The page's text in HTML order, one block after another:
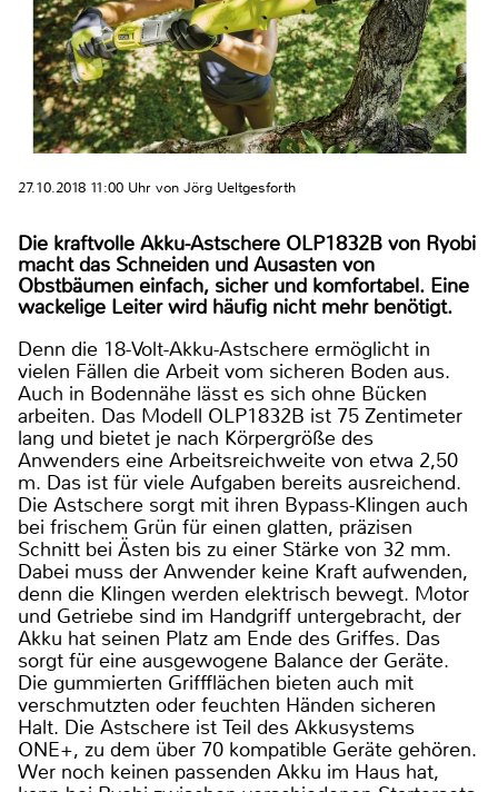
27.10.2018 11:00 Uhr von Jörg Ueltgesforth
Die kraftvolle Akku-Astschere OLP1832B von Ryobi
macht das Schneiden und Ausasten von
Obstbäumen einfach, sicher und komfortabel. Eine
wackelige Leiter wird häufig nicht mehr benötigt.
Denn die 18-Volt-Akku-Astschere ermöglicht in
vielen Fällen die Arbeit vom sicheren Boden aus.
Auch in Bodennähe lässt es sich ohne Bücken
arbeiten. Das Modell OLP1832B ist 75 Zentimeter
lang und bietet je nach Körpergröße des
Anwenders eine Arbeitsreichweite von etwa 2,50
m. Das ist für viele Aufgaben bereits ausreichend.
Die Astschere sorgt mit ihren Bypass-Klingen auch
bei frischem Grün für einen glatten, präzisen
Schnitt bei Ästen bis zu einer Stärke von 32 mm.
Dabei muss der Anwender keine Kraft aufwenden,
denn die Klingen werden elektrisch bewegt. Motor
und Getriebe sind im Handgriff untergebracht, der
Akku hat seinen Platz am Ende des Griffes. Das
sorgt für eine ausgewogene Balance der Geräte.
Die gummierten Griffflächen bieten auch mit
verschmutzten oder feuchten Händen sicheren
Halt. Die Astschere ist Teil des Akkusystems
ONE+, zu dem über 70 kompatible Geräte gehören.
Wer noch keinen passenden Akku im Haus hat,